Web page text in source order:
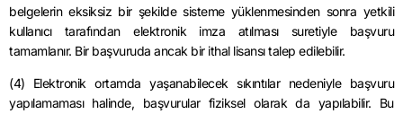
belgelerin eksiksiz bir şekilde sisteme yüklenmesinden sonra yetkili
kullanıcı tarafından elektronik imza atılması suretiyle başvuru
tamamlanır. Bir başvuruda ancak bir ithal lisansı talep edilebilir.
(4) Elektronik ortamda yaşanabilecek sıkıntılar nedeniyle başvuru
yapılamaması halinde, başvurular fiziksel olarak da yapılabilir. Bu